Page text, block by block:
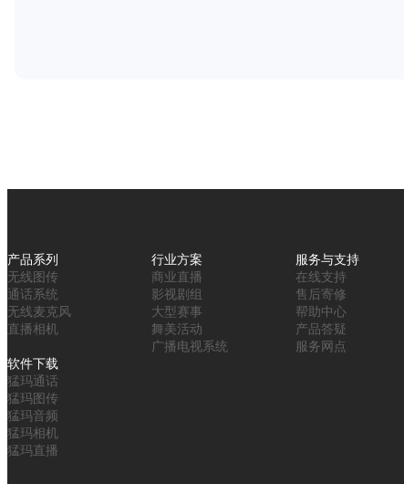
产品系列
无线图传
通话系统
无线麦克风
直播相机
行业方案
商业直播
影视剧组
大型赛事
舞美活动
广播电视系统
服务与支持
在线支持
售后寄修
帮助中心
产品答疑
服务网点
软件下载
猛玛通话
猛玛图传
猛玛音频
猛玛相机
猛玛直播